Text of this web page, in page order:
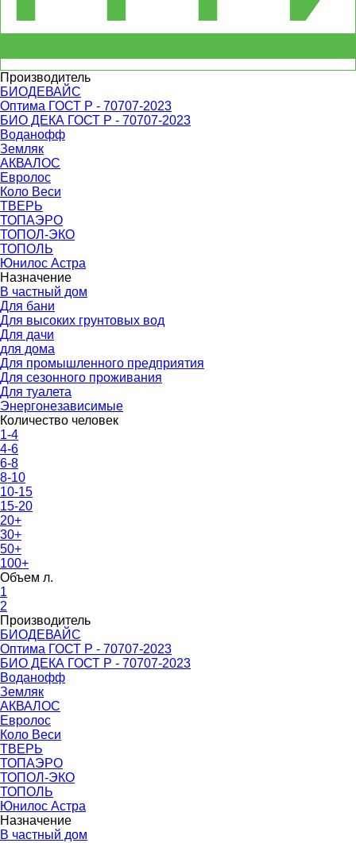
Производитель
БИОДЕВАЙС
Оптима ГОСТ Р - 70707-2023
БИО ДЕКА ГОСТ Р - 70707-2023
Воданофф
Земляк
АКВАЛОС
Евролос
Коло Веси
ТВЕРЬ
ТОПАЭРО
ТОПОЛ-ЭКО
ТОПОЛЬ
Юнилос Астра
Назначение
В частный дом
Для бани
Для высоких грунтовых вод
Для дачи
для дома
Для промышленного предприятия
Для сезонного проживания
Для туалета
Энергонезависимые
Количество человек
1-4
4-6
6-8
8-10
10-15
15-20
20+
30+
50+
100+
Объем л.
1
2
Производитель
БИОДЕВАЙС
Оптима ГОСТ Р - 70707-2023
БИО ДЕКА ГОСТ Р - 70707-2023
Воданофф
Земляк
АКВАЛОС
Евролос
Коло Веси
ТВЕРЬ
ТОПАЭРО
ТОПОЛ-ЭКО
ТОПОЛЬ
Юнилос Астра
Назначение
В частный дом